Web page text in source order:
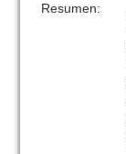
Resumen: